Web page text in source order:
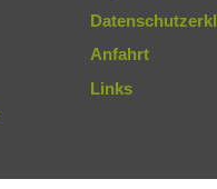
Anfahrt
Links